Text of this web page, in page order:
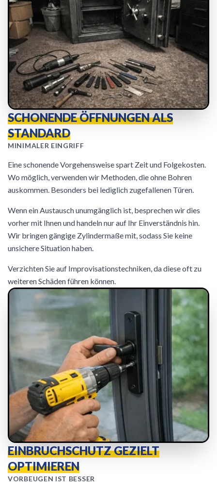
SCHONENDE ÖFFNUNGEN ALS
STANDARD
MINIMALER EINGRIFF
Eine schonende Vorgehensweise spart Zeit und Folgekosten.
Wo möglich, verwenden wir Methoden, die ohne Bohren
auskommen. Besonders bei lediglich zugefallenen Türen.
Wenn ein Austausch unumgänglich ist, besprechen wir dies
vorher mit Ihnen und handeln nur auf Ihr Einverständnis hin.
Wir bringen gängige Zylindermaße mit, sodass Sie keine
unsichere Situation haben.
Verzichten Sie auf Improvisationstechniken, da diese oft zu
weiteren Schäden führen können.
EINBRUCHSCHUTZ GEZIELT
OPTIMIEREN
VORBEUGEN IST BESSER